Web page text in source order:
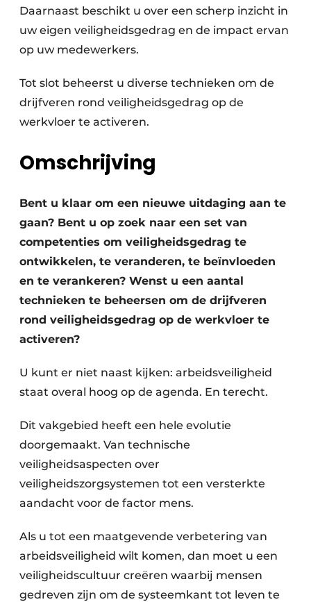
Daarnaast beschikt u over een scherp inzicht in
uw eigen veiligheidsgedrag en de impact ervan
op uw medewerkers.
Tot slot beheerst u diverse technieken om de
drijfveren rond veiligheidsgedrag op de
werkvloer te activeren.
Omschrijving
Bent u klaar om een nieuwe uitdaging aan te
gaan? Bent u op zoek naar een set van
competenties om veiligheidsgedrag te
ontwikkelen, te veranderen, te beïnvloeden
en te verankeren? Wenst u een aantal
technieken te beheersen om de drijfveren
rond veiligheidsgedrag op de werkvloer te
activeren?
U kunt er niet naast kijken: arbeidsveiligheid
staat overal hoog op de agenda. En terecht.
Dit vakgebied heeft een hele evolutie
doorgemaakt. Van technische
veiligheidsaspecten over
veiligheidszorgsystemen tot een versterkte
aandacht voor de factor mens.
Als u tot een maatgevende verbetering van
arbeidsveiligheid wilt komen, dan moet u een
veiligheidscultuur creëren waarbij mensen
gedreven zijn om de systeemkant tot leven te